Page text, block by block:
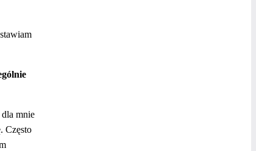
mnie
Często